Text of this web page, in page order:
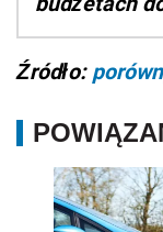
Źródło: